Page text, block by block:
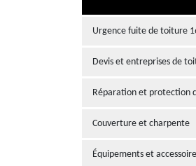
Urgence fuite de toiture
Devis et entreprises de
Réparation et protection
Couverture et charpente
Équipements et